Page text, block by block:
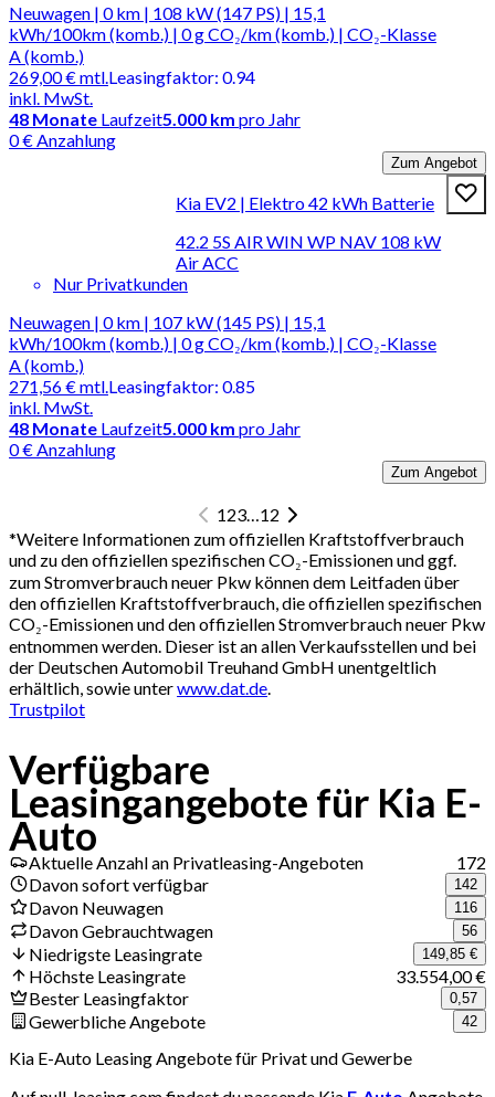
Neuwagen | 0 km | 108 kW (147 PS) | 15,1
kWh/100km (komb.) | 0 g CO₂/km (komb.) | CO₂-Klasse
A (komb.)
269,00 €mtl.
inkl. MwSt.
Leasingfaktor: 0.94
48 Monate Laufzeit5.000 km pro Jahr
0 € Anzahlung
Zum Angebot
Kia EV2 | Elektro 42 kWh Batterie
42.2 5S AIR WIN WP NAV 108 kW
Air ACC
Nur Privatkunden
Neuwagen | 0 km | 107 kW (145 PS) | 15,1
kWh/100km (komb.) | 0 g CO₂/km (komb.) | CO₂-Klasse
A (komb.)
271,56 €mtl.
inkl. MwSt.
Leasingfaktor: 0.85
48 Monate Laufzeit5.000 km pro Jahr
0 € Anzahlung
Zum Angebot
123…12
*Weitere Informationen zum offiziellen Kraftstoffverbrauch
und zu den offiziellen spezifischen CO₂-Emissionen und ggf.
zum Stromverbrauch neuer Pkw können dem Leitfaden über
den offiziellen Kraftstoffverbrauch, die offiziellen spezifischen
CO₂-Emissionen und den offiziellen Stromverbrauch neuer Pkw
entnommen werden. Dieser ist an allen Verkaufsstellen und bei
der Deutschen Automobil Treuhand GmbH unentgeltlich
erhältlich, sowie unterwww.dat.de
Trustpilot
Verfügbare
Leasingangebote für Kia E-
Auto
Aktuelle Anzahl an Privatleasing-Angeboten
172
Davon sofort verfügbar
142
Davon Neuwagen 116
Davon Gebrauchtwagen 56
Niedrigste Leasingrate 149,85 €
Höchste Leasingrate
33.554,00 €
Bester Leasingfaktor
0,57
Gewerbliche Angebote 42
Kia E-Auto Leasing Angebote für Privat und Gewerbe